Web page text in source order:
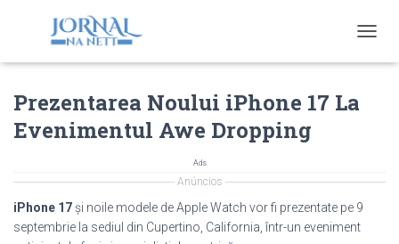
O
V
Prezentarea Noului iPhone 17 La
Evenimentul Awe Dropping
Ads
Anúncios
iPhone 17și noile modele de Apple Watch vor fi prezentate pe 9
septembrie la sediul din Cupertino, California, într-un eveniment